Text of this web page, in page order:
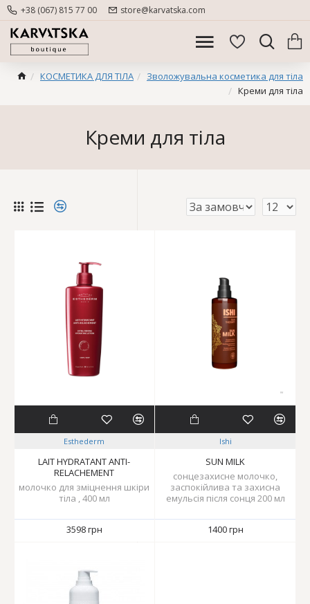
+38 (067) 815 77 00 store@karvatska.com
КОСМЕТИКА ДЛЯ ТІЛА
Зволожувальна косметика для тіла
Креми для тіла
Креми для тіла
Esthederm
LAIT HYDRATANT ANTI-
RELACHEMENT
молочко для зміцнення шкіри
тіла , 400 мл
3598 грн
Ishi
SUN MILK
сонцезахисне молочко,
заспокійлива та захисна
емульсія після сонця 200 мл
1400 грн